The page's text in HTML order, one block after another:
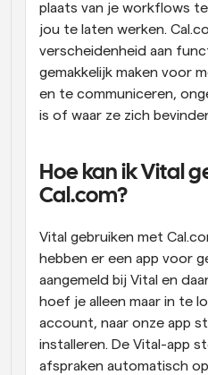
plaats van je workflows
jou te laten werken.
verscheidenheid aan
gemakkelijk maken voor
en te communiceren,
is of waar ze zich
Hoe kan ik Vital
Cal.com?
Vital gebruiken met
hebben er een app voor
aangemeld bij Vital en
hoef je alleen maar in te
account, naar onze app
installeren. De Vital-app
afspraken automatisch